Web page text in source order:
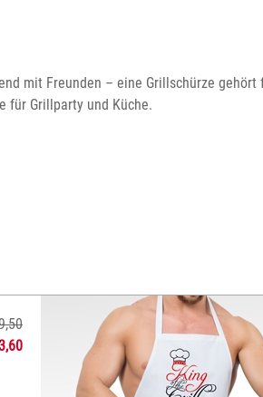
mit Freunden – eine Grillschürze
für Grillparty und Küche.